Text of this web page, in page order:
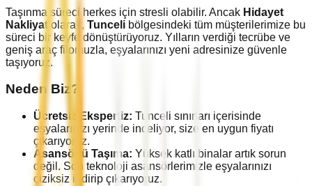
Taşınma süreci herkes için stresli olabilir. Ancak Hidayet
Nakliyat olarak, Tunceli bölgesindeki tüm müşterilerimize bu
süreci bir keyfe dönüştürüyoruz. Yılların verdiği tecrübe ve
geniş araç filomuzla, eşyalarınızı yeni adresinize güvenle
taşıyoruz.
Neden Biz?
Ücretsiz Ekspertiz: Tunceli sınırları içerisinde
eşyalarınızı yerinde inceliyor, size en uygun fiyatı
çıkarıyoruz.
Asansörlü Taşıma: Yüksek katlı binalar artık sorun
değil. Son teknoloji asansörlerimizle eşyalarınızı
çiziksiz indirip çıkarıyoruz.